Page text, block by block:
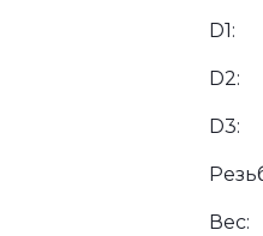
D1:
D2:
D3:
Вес: